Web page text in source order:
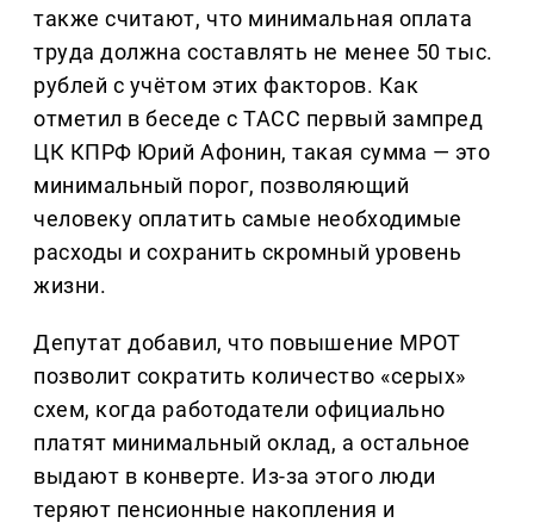
также считают, что минимальная оплата
труда должна составлять не менее 50 тыс.
рублей с учётом этих факторов. Как
отметил в беседе с ТАСС первый зампред
ЦК КПРФ Юрий Афонин, такая сумма — это
минимальный порог, позволяющий
человеку оплатить самые необходимые
расходы и сохранить скромный уровень
жизни.
Депутат добавил, что повышение МРОТ
позволит сократить количество «серых»
схем, когда работодатели официально
платят минимальный оклад, а остальное
выдают в конверте. Из-за этого люди
теряют пенсионные накопления и